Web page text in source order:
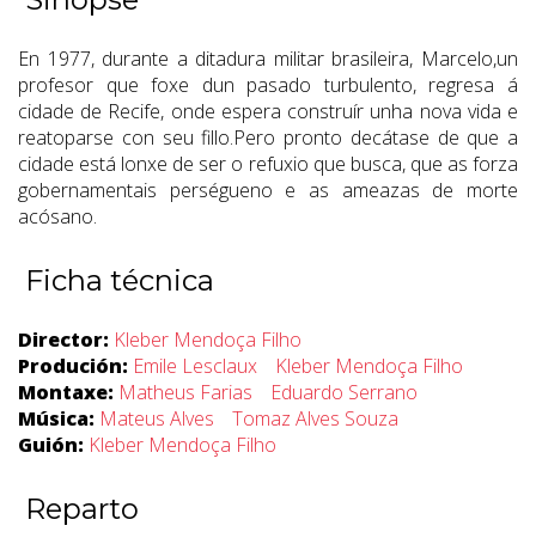
En 1977, durante a ditadura militar brasileira, Marcelo,un
profesor que foxe dun pasado turbulento, regresa á
cidade de Recife, onde espera construír unha nova vida e
reatoparse con seu fillo.Pero pronto decátase de que a
cidade está lonxe de ser o refuxio que busca, que as forza
gobernamentais perségueno e as ameazas de morte
acósano.
Ficha técnica
Director: Kleber Mendoça Filho
Produción: Emile Lesclaux
Kleber Mendoça Filho
Montaxe: Matheus Farias
Eduardo Serrano
Música: Mateus Alves
Tomaz Alves Souza
Guión: Kleber Mendoça Filho
Reparto